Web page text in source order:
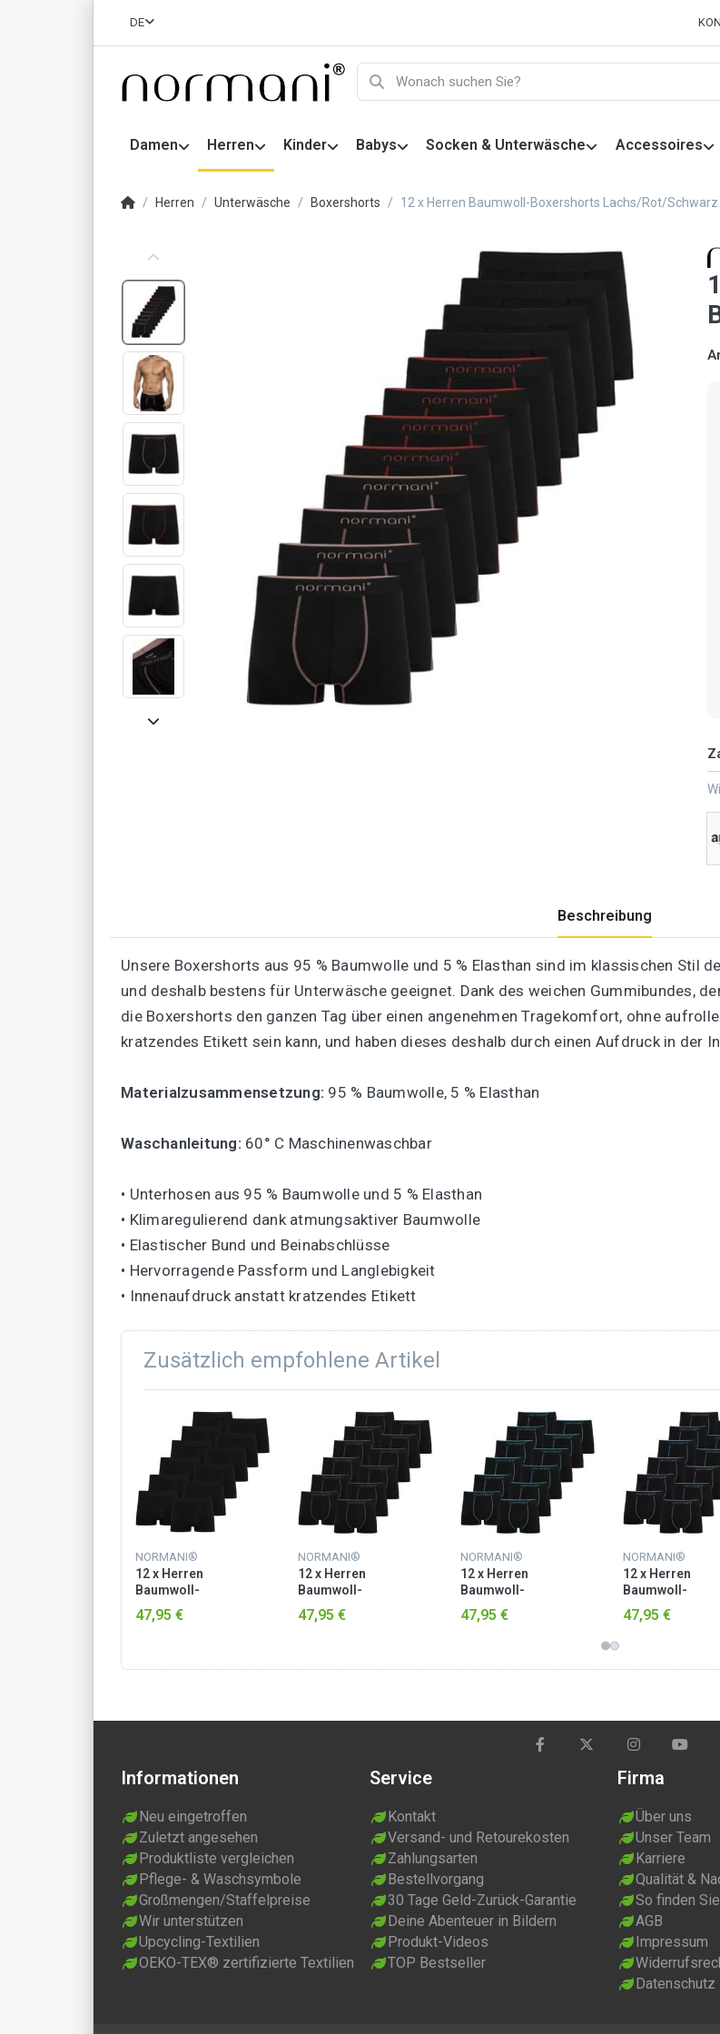
DE
Damen Herren Kinder Babys Socken & Unterwäsche Accessoires
Herren Unterwäsche Boxershorts 12 x Herren Baumwoll-Boxershorts Lachs/Rot/Schwarz
Beschreibung
Unsere Boxershorts aus 95 % Baumwolle und 5 % Elasthan sind im klassischen Stil
und deshalb bestens für Unterwäsche geeignet. Dank des weichen Gummibundes,
die Boxershorts den ganzen Tag über einen angenehmen Tragekomfort, ohne
kratzendes Etikett sein kann, und haben dieses deshalb durch einen Aufdruck in der
Materialzusammensetzung: 95 % Baumwolle, 5 % Elasthan
Waschanleitung: 60° C Maschinenwaschbar
• Unterhosen aus 95 % Baumwolle und 5 % Elasthan
• Klimaregulierend dank atmungsaktiver Baumwolle
• Elastischer Bund und Beinabschlüsse
• Hervorragende Passform und Langlebigkeit
• Innenaufdruck anstatt kratzendes Etikett
Zusätzlich empfohlene Artikel
NORMANI®
12 x Herren
Baumwoll-
Boxershorts Schwarz
47,95 €
NORMANI®
12 x Herren
Baumwoll-
Boxershorts Grau
47,95 €
NORMANI®
12 x Herren
Baumwoll-
Boxershorts Türkis
47,95 €
NORMANI®
12 x Herren
Baumwoll-
Boxershorts
47,95 €
Informationen
Neu eingetroffen
Zuletzt angesehen
Produktliste vergleichen
Pflege- & Waschsymbole
Großmengen/Staffelpreise
Wir unterstützen
Upcycling-Textilien
OEKO-TEX® zertifizierte Textilien
Service
Kontakt
Versand- und Retourekosten
Zahlungsarten
Bestellvorgang
30 Tage Geld-Zurück-Garantie
Deine Abenteuer in Bildern
Produkt-Videos
TOP Bestseller
Firma
Über uns
Unser Team
Karriere
Qualität &
So finden
AGB
Impressum
Datenschutz